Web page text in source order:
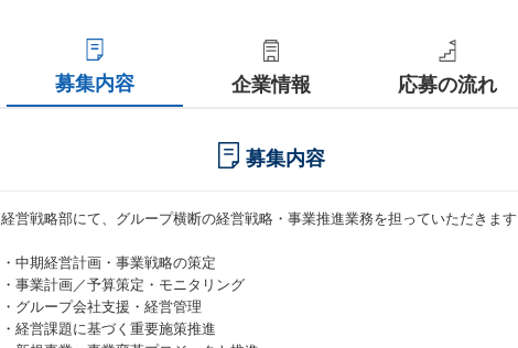
募集内容 企業情報 応募の流れ
募集内容
経営戦略部にて、グループ横断の経営戦略・事業推進業務を担っていただきま
・中期経営計画・事業戦略の策定
・事業計画／予算策定・モニタリング
・グループ会社支援・経営管理
・経営課題に基づく重要施策推進